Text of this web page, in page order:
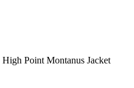
Point Montanus Jacket